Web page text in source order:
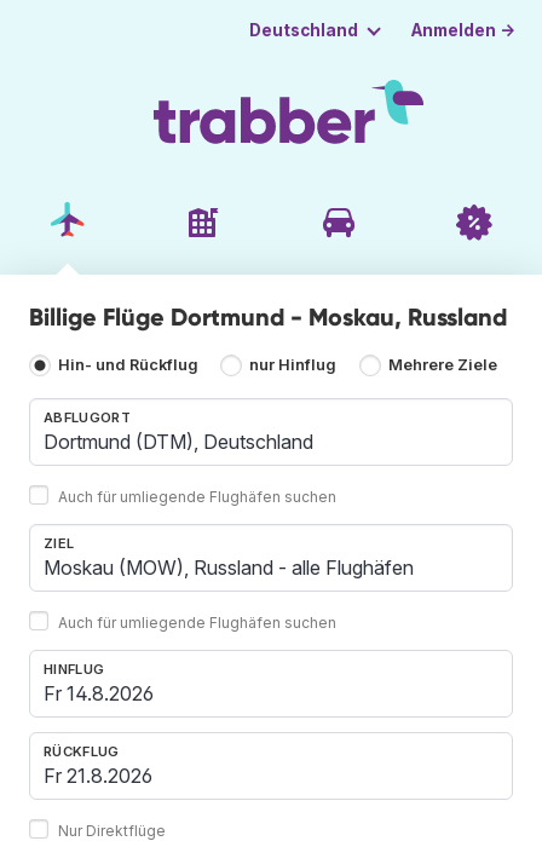
Deutschland Anmelden →
Billige Flüge Dortmund - Moskau, Russland
Hin- und Rückflug nur Hinflug Mehrere Ziele
ABFLUGORT
Auch für umliegende Flughäfen suchen
ZIEL
Auch für umliegende Flughäfen suchen
HINFLUG
RÜCKFLUG
Nur Direktflüge